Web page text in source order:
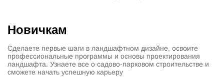
Новичкам
Сделаете первые шаги в ландшафтном дизайне, освоите
профессиональные программы и основы проектирования
ландшафта. Узнаете все о садово-парковом строительстве и
сможете начать успешную карьеру